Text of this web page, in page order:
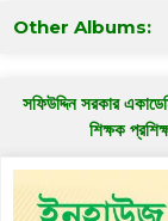
Other Albums:
সফিউদ্দিন সরকার
শিক্ষক